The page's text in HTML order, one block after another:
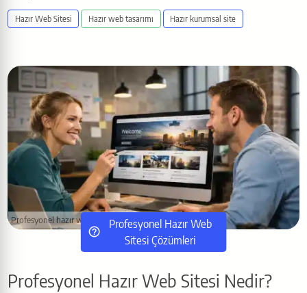
Hazır Web Sitesi Hazır web tasarımı Hazır kurumsal site
Profesyonel hazır web sitesi ile işinizi büyütün
Profesyonel Hazır Web
Sitesi Çözümleri
Profesyonel Hazır Web Sitesi Nedir?